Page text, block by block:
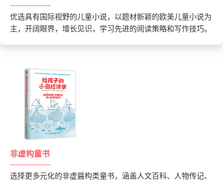
优选具有国际视野的儿童小说，以题材新颖的欧美儿童小说为
主，开阔眼界，增长见识，学习先进的阅读策略和写作技巧。
非虚构童书
选择更多元化的非虚醤构类童书，涵盖人文百科、人物传记、